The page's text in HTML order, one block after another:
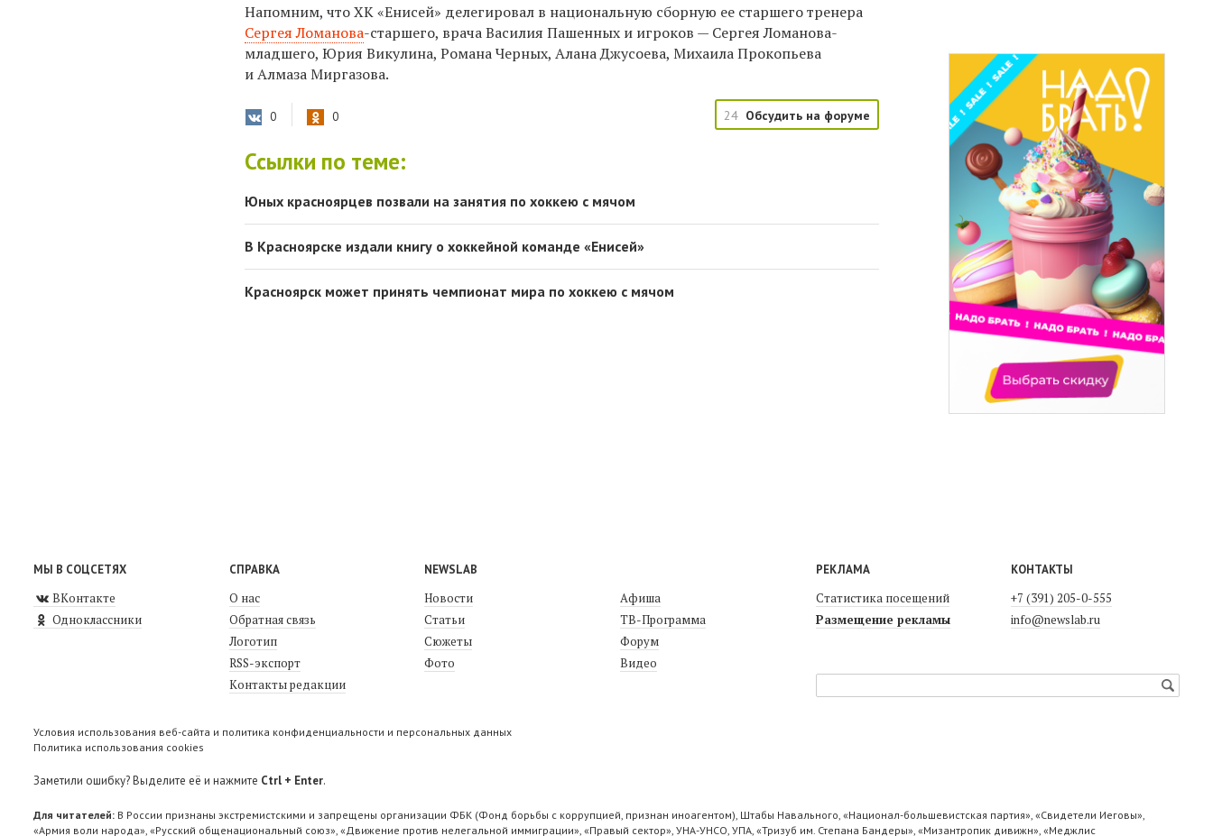
Напомним, что ХК «Енисей» делегировал в национальную сборную ее старшего тренера
Сергея Ломанова-старшего, врача Василия Пашенных и игроков — Сергея Ломанова-
младшего, Юрия Викулина, Романа Черных, Алана Джусоева, Михаила Прокопьева
и Алмаза Миргазова.
0 0 24 Обсудить на форуме
Ссылки по теме:
Юных красноярцев позвали на занятия по хоккею с мячом
В Красноярске издали книгу о хоккейной команде «Енисей»
Красноярск может принять чемпионат мира по хоккею с мячом
МЫ В СОЦСЕТЯХ
ВКонтакте
Одноклассники
СПРАВКА
О нас
Обратная связь
Логотип
RSS-экспорт
Контакты редакции
NEWSLAB
Новости
Статьи
Сюжеты
Фото
Афиша
ТВ-Программа
Форум
Видео
РЕКЛАМА
Статистика посещений
Размещение рекламы
КОНТАКТЫ
+7 (391) 205-0-555
info@newslab.ru
Условия использования веб-сайта и политика конфиденциальности и персональных данных
Политика использования cookies
Заметили ошибку? Выделите её и нажмите Ctrl + Enter.
Для читателей: В России признаны экстремистскими и запрещены организации ФБК (Фонд борьбы с коррупцией, признан иноагентом), Штабы Навального, «Национал-большевистская партия», «Свидетели Иеговы»,
«Армия воли народа», «Русский общенациональный союз», «Движение против нелегальной иммиграции», «Правый сектор», УНА-УНСО, УПА, «Тризуб им. Степана Бандеры», «Мизантропик дивижн», «Меджлис